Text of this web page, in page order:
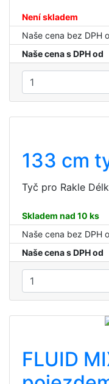
Není skladem
Naše cena bez DPH
Naše cena s DPH od
133 cm
Tyč pro Rakle
Skladem nad 10 ks
Naše cena bez DPH
Naše cena s DPH od
FLUID